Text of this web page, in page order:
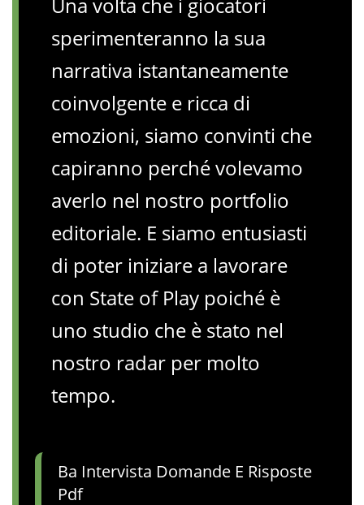
Una volta che i giocatori
sperimenteranno la sua
narrativa istantaneamente
coinvolgente e ricca di
emozioni, siamo convinti che
capiranno perché volevamo
averlo nel nostro portfolio
editoriale. E siamo entusiasti
di poter iniziare a lavorare
con State of Play poiché è
uno studio che è stato nel
nostro radar per molto
tempo.
Ba Intervista Domande E Risposte
Pdf